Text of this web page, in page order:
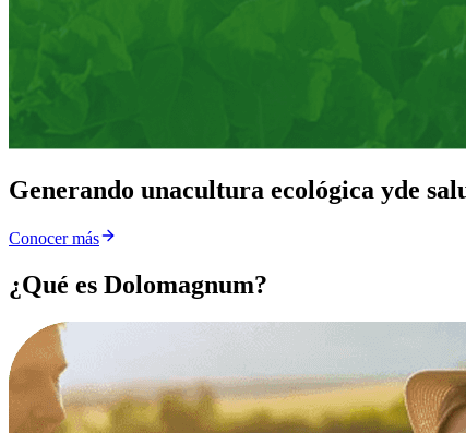
Generando unacultura ecológica yde
Conocer más
¿Qué es Dolomagnum?